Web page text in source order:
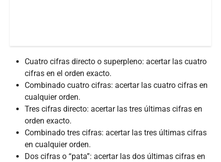
Cuatro cifras directo o superpleno: acertar las cuatro
cifras en el orden exacto.
Combinado cuatro cifras: acertar las cuatro cifras en
cualquier orden.
Tres cifras directo: acertar las tres últimas cifras en
orden exacto.
Combinado tres cifras: acertar las tres últimas cifras
en cualquier orden.
Dos cifras o “pata”: acertar las dos últimas cifras en